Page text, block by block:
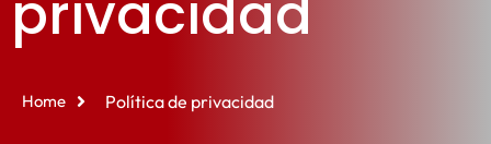
Home Política de privacidad